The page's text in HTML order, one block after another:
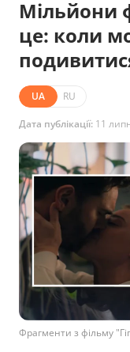
Мільйони
це: коли
UA RU
Дата публікації: 11
Фрагменти з фільму